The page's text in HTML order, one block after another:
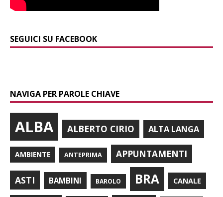
SEGUICI SU FACEBOOK
NAVIGA PER PAROLE CHIAVE
ALBA ALBERTO CIRIO ALTA LANGA
AMBIENTE ANTEPRIMA APPUNTAMENTI
ASTI BAMBINI BAROLO BRA CANALE